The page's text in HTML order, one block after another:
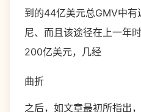
到的44亿美元总GMV中
尼、而且该途径在上一年
200亿美元，几经
曲折
之后，如文章最初所指出